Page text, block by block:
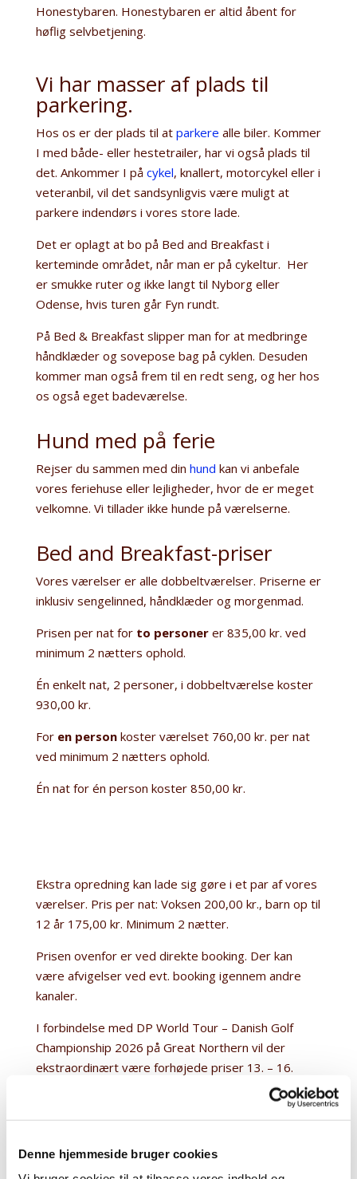
Denne hjemmeside bruger cookies
Honestybaren. Honestybaren er altid åbent for
høflig selvbetjening.
Vi har masser af plads til
parkering.
Hos os er der plads til at parkere alle biler. Kommer
I med både- eller hestetrailer, har vi også plads til
det. Ankommer I på cykel, knallert, motorcykel eller i
veteranbil, vil det sandsynligvis være muligt at
parkere indendørs i vores store lade.
Det er oplagt at bo på Bed and Breakfast i
kerteminde området, når man er på cykeltur. Her
er smukke ruter og ikke langt til Nyborg eller
Odense, hvis turen går Fyn rundt.
På Bed & Breakfast slipper man for at medbringe
håndklæder og sovepose bag på cyklen. Desuden
kommer man også frem til en redt seng, og her hos
os også eget badeværelse.
Hund med på ferie
Rejser du sammen med din hund kan vi anbefale
vores feriehuse eller lejligheder, hvor de er meget
velkomne. Vi tillader ikke hunde på værelserne.
Bed and Breakfast-priser
Vores værelser er alle dobbeltværelser. Priserne er
inklusiv sengelinned, håndklæder og morgenmad.
Prisen per nat for to personerer 835,00 kr. ved
minimum 2 nætters ophold.
Én enkelt nat, 2 personer, i dobbeltværelse koster
930,00 kr.
For en personkoster værelset 760,00 kr. per nat
ved minimum 2 nætters ophold.
Én nat for én person koster 850,00 kr.
Ekstra opredning kan lade sig gøre i et par af vores
værelser. Pris per nat: Voksen 200,00 kr., barn op til
12 år 175,00 kr. Minimum 2 nætter.
Prisen ovenfor er ved direkte booking. Der kan
være afvigelser ved evt. booking igennem andre
kanaler.
I forbindelse med DP World Tour – Danish Golf
Championship 2026 på Great Northern vil der
ekstraordinært være forhøjede priser 13. – 16.